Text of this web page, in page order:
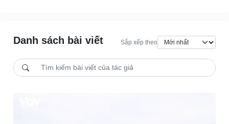
Nhận diện sự thật
Dấu ấn VOV
Biển đảo
Danh sách bài viết Sắp xếp theo